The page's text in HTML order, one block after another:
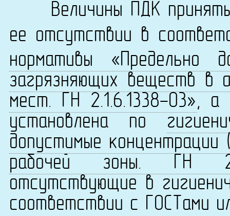
Величины ПДК
ее отсутствии в
нормативы «Предельно
загрязняющих веществ в
мест. ГН 2.1.6.1338-03», а
установлена по
допустимые
рабочей зоны. ГН
отсутствующие в
соответствии с ГОСТами